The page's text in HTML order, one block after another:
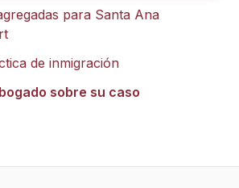
para Santa Ana
de inmigración
sobre su caso